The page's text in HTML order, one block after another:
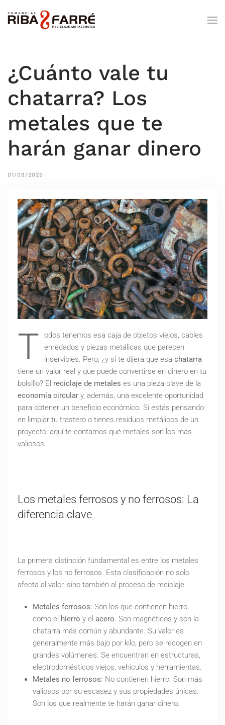
¿Cuánto vale tu
chatarra? Los
metales que te
harán ganar dinero
01/09/2025
T
odos tenemos esa caja de objetos viejos, cables
enredados y piezas metálicas que parecen
inservibles. Pero, ¿y si te dijera que esa chatarra
tiene un valor real y que puede convertirse en dinero en tu
bolsillo? El reciclaje de metales es una pieza clave de la
economía circular y, además, una excelente oportunidad
para obtener un beneficio económico. Si estás pensando
en limpiar tu trastero o tienes residuos metálicos de un
proyecto, aquí te contamos qué metales son los más
valiosos.
Los metales ferrosos y no ferrosos: La
diferencia clave
La primera distinción fundamental es entre los metales
ferrosos y los no ferrosos. Esta clasificación no solo
afecta al valor, sino también al proceso de reciclaje.
Metales ferrosos: Son los que contienen hierro,
como el hierro y el acero. Son magnéticos y son la
chatarra más común y abundante. Su valor es
generalmente más bajo por kilo, pero se recogen en
grandes volúmenes. Se encuentran en estructuras,
electrodomésticos viejos, vehículos y herramientas.
Metales no ferrosos: No contienen hierro. Son más
valiosos por su escasez y sus propiedades únicas.
Son los que realmente te harán ganar dinero.